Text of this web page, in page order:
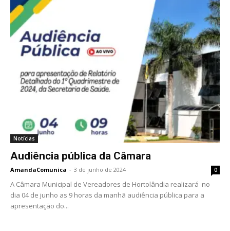
Notícias
Audiência pública da Câmara
AmandaComunica - 3 de junho de 2024 0
A Câmara Municipal de Vereadores de Hortolândia realizará no
dia 04 de junho as 9 horas da manhã audiência pública para a
apresentação do...